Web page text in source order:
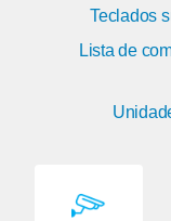
Teclados
Lista de